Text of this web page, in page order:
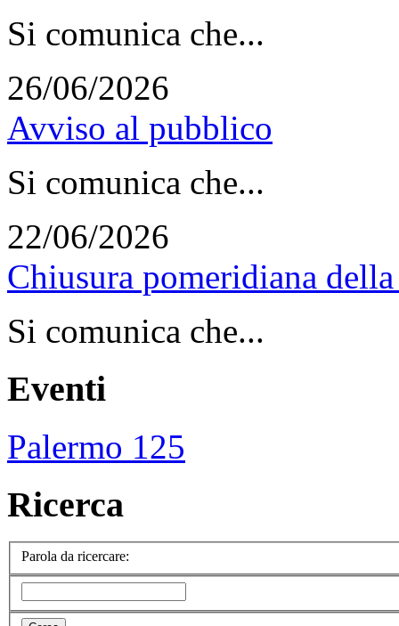
Si comunica che...
26/06/2026
Avviso al pubblico
Si comunica che...
22/06/2026
Chiusura pomeridiana
Si comunica che...
Eventi
Palermo 125
Ricerca
Parola da ricercare: